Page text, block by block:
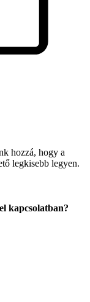
hozzá, hogy a
legkisebb legyen.
kapcsolatban?